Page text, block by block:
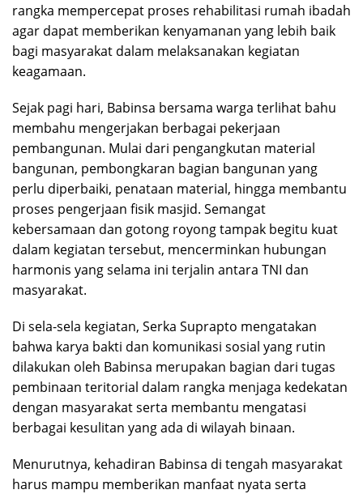
rangka mempercepat proses rehabilitasi rumah ibadah
agar dapat memberikan kenyamanan yang lebih baik
bagi masyarakat dalam melaksanakan kegiatan
keagamaan.
Sejak pagi hari, Babinsa bersama warga terlihat bahu
membahu mengerjakan berbagai pekerjaan
pembangunan. Mulai dari pengangkutan material
bangunan, pembongkaran bagian bangunan yang
perlu diperbaiki, penataan material, hingga membantu
proses pengerjaan fisik masjid. Semangat
kebersamaan dan gotong royong tampak begitu kuat
dalam kegiatan tersebut, mencerminkan hubungan
harmonis yang selama ini terjalin antara TNI dan
masyarakat.
Di sela-sela kegiatan, Serka Suprapto mengatakan
bahwa karya bakti dan komunikasi sosial yang rutin
dilakukan oleh Babinsa merupakan bagian dari tugas
pembinaan teritorial dalam rangka menjaga kedekatan
dengan masyarakat serta membantu mengatasi
berbagai kesulitan yang ada di wilayah binaan.
Menurutnya, kehadiran Babinsa di tengah masyarakat
harus mampu memberikan manfaat nyata serta